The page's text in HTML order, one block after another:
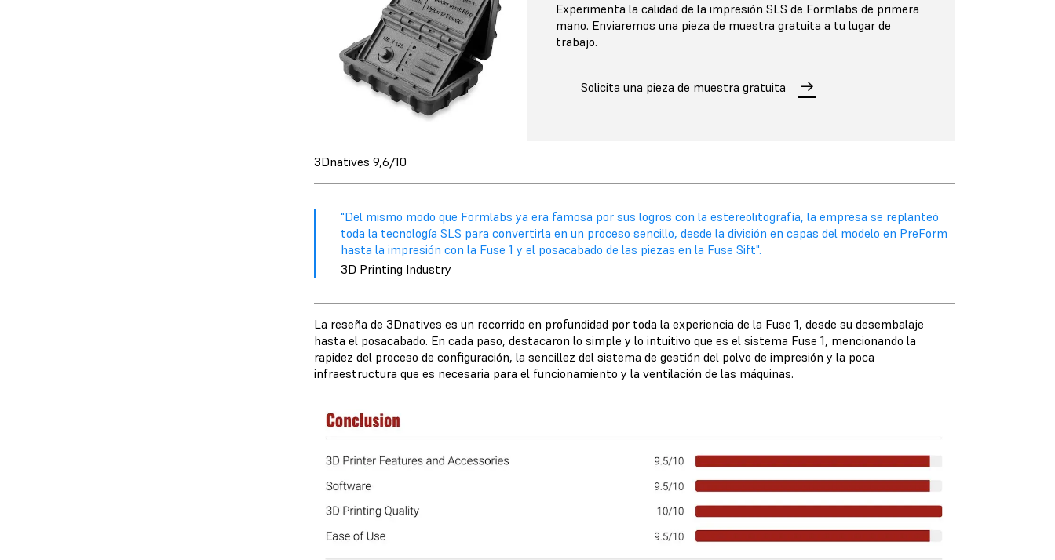
Experimenta la calidad de la impresión SLS de Formlabs de primera
mano. Enviaremos una pieza de muestra gratuita a tu lugar de
trabajo.
Solicita una pieza de muestra gratuita
3Dnatives 9,6/10
"Del mismo modo que Formlabs ya era famosa por sus logros con la estereolitografía, la empresa se replanteó
toda la tecnología SLS para convertirla en un proceso sencillo, desde la división en capas del modelo en PreForm
hasta la impresión con la Fuse 1 y el posacabado de las piezas en la Fuse Sift".
3D Printing Industry
La reseña de 3Dnatives es un recorrido en profundidad por toda la experiencia de la Fuse 1, desde su desembalaje
hasta el posacabado. En cada paso, destacaron lo simple y lo intuitivo que es el sistema Fuse 1, mencionando la
rapidez del proceso de configuración, la sencillez del sistema de gestión del polvo de impresión y la poca
infraestructura que es necesaria para el funcionamiento y la ventilación de las máquinas.